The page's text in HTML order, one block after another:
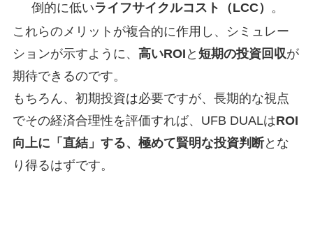
倒的に低いライフサイクルコスト（LCC） 。
これらのメリットが複合的に作用し、シミュレー
ションが示すように、 高いROI と 短期の投資回収が
期待できるのです。
もちろん、初期投資は必要ですが、長期的な視点
でその経済合理性を評価すれば、UFB DUALはROI
向上に「直結」する、極めて賢明な投資判断とな
り得るはずです。